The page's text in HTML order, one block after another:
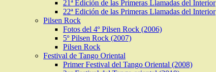
21ª Edición de las Primeras Llamadas del Interior
22ª Edición de las Primeras Llamadas del Interior
Pilsen Rock
Fotos del 4º Pilsen Rock (2006)
5º Pilsen Rock (2007)
Pilsen Rock
Festival de Tango Oriental
Primer Festival del Tango Oriental (2008)